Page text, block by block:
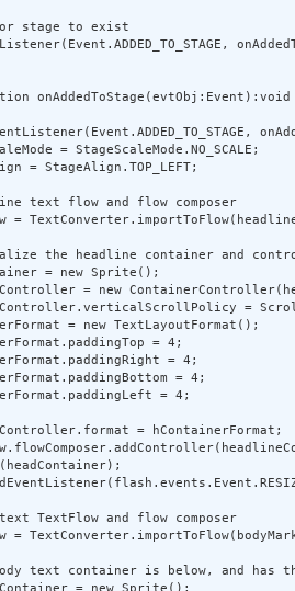
stage to exist
onAddedToStage(evtObj:Event):void
= StageScaleMode.NO_SCALE;
= StageAlign.TOP_LEFT;
text flow and flow composer
=
the headline container and
= new Sprite();
= new
=
= new TextLayoutFormat();
= 4;
= 4;
= 4;
= 4;
= hContainerFormat;
TextFlow and flow composer
=
text container is below, and has